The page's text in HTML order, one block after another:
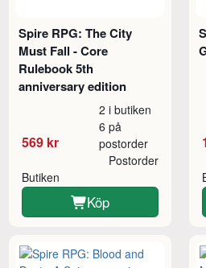
Spire RPG: The City
Must Fall - Core
Rulebook 5th
anniversary edition
569 kr
2 i butiken
6 på
postorder
Butiken
Postorder
Köp